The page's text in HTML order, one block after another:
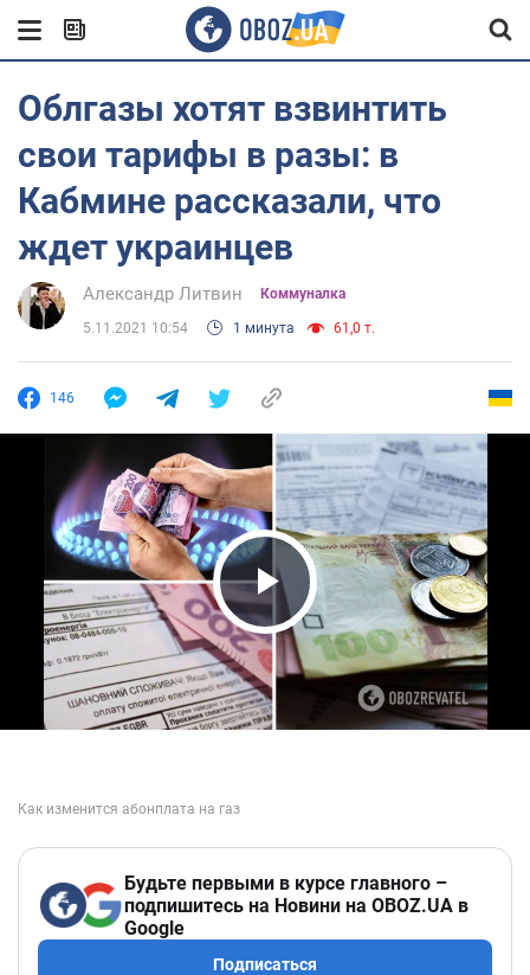
Облгазы хотят взвинтить
свои тарифы в разы: в
Кабмине рассказали, что
ждет украинцев
Александр Литвин Коммуналка
5.11.2021 10:54 1 минута 61,0 т.
146
Play Video
Будьте первыми в курсе главного –
подпишитесь на Новини на OBOZ.UA в
Google
Подписаться